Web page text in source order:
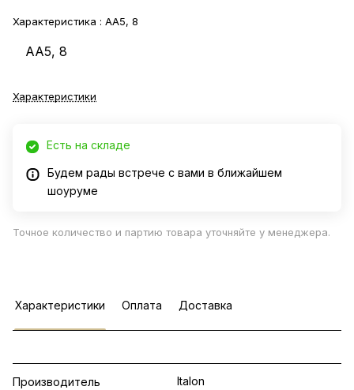
Характеристика : AA5, 8
AA5, 8
Характеристики
Есть на складе
Будем рады встрече с вами в ближайшем
шоуруме
Точное количество и партию товара уточняйте у менеджера.
Характеристики Оплата Доставка
Производитель Italon